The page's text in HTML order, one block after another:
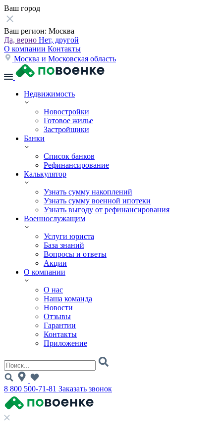
Ваш город
Ваш регион: Москва
Да, верно Нет, другой
О компании Контакты
Москва и Московская область
Недвижимость
Новостройки
Готовое жилье
Застройщики
Банки
Список банков
Рефинансирование
Калькулятор
Узнать сумму накоплений
Узнать сумму военной ипотеки
Узнать выгоду от рефинансирования
Военнослужащим
Услуги юриста
База знаний
Вопросы и ответы
Акции
О компании
О нас
Наша команда
Новости
Отзывы
Гарантии
Контакты
Приложение
8 800 500-71-81 Заказать звонок